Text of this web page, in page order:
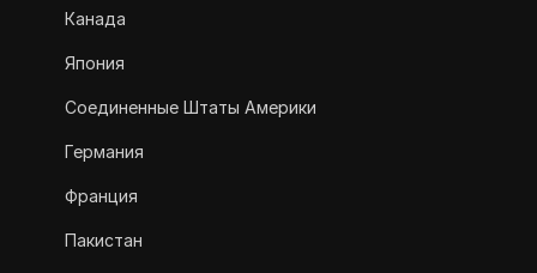
Канада
Япония
Соединенные Штаты Америки
Германия
Франция
Пакистан